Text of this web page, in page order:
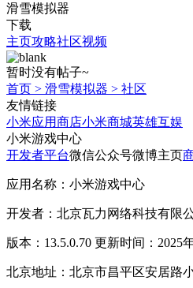
滑雪模拟器
下载
主页攻略社区视频
暂时没有帖子~
首页 > 滑雪模拟器 > 社区
友情链接
小米应用商店小米商城英雄互娱
小米游戏中心
开发者平台微信公众号微博主页
应用名称：小米游戏中心
开发者：北京瓦力网络科技有限
版本：13.5.0.70 更新时间：2025
北京地址：北京市昌平区安居路